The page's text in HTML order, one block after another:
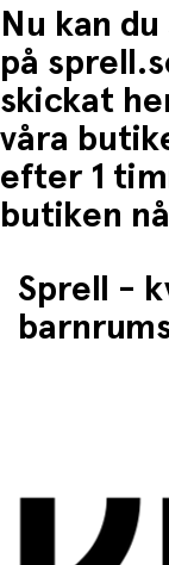
Nu kan
på
skickat
våra
efter 1
butiken
Sprell -